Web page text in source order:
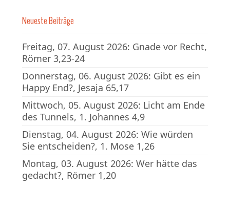
Neueste Beiträge
Freitag, 07. August 2026: Gnade vor Recht,
Römer 3,23-24
Donnerstag, 06. August 2026: Gibt es ein
Happy End?, Jesaja 65,17
Mittwoch, 05. August 2026: Licht am Ende
des Tunnels, 1. Johannes 4,9
Dienstag, 04. August 2026: Wie würden
Sie entscheiden?, 1. Mose 1,26
Montag, 03. August 2026: Wer hätte das
gedacht?, Römer 1,20